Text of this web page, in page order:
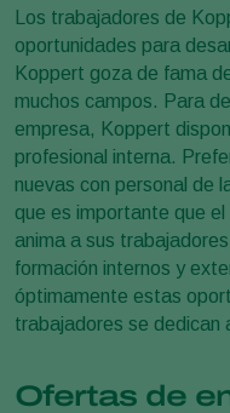
Los trabajadores de
oportunidades para
Koppert goza de fama
muchos campos. Para
empresa, Koppert
profesional interna.
nuevas con personal de
que es importante que
anima a sus
formación internos y
óptimamente estas
trabajadores se dedican
Ofertas de